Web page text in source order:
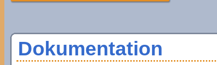
Dokumentation